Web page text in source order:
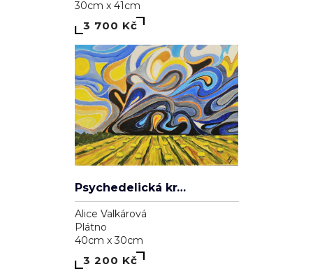
30cm x 41cm
3 700 Kč
Psychedelická krajina
Alice Valkárová
Plátno
40cm x 30cm
3 200 Kč